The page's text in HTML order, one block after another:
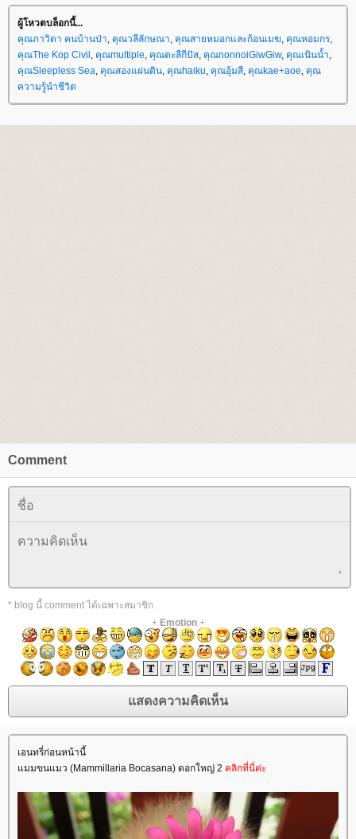
ผู้โหวตบล็อกนี้...
คุณภาวิดา คนบ้านป่า, คุณวลีลักษณา, คุณสายหมอกและก้อนเมฆ, คุณหอมกร,
คุณThe Kop Civil , คุณmultiple, คุณตะลีกีปัส, คุณnonnoiGiwGiw, คุณเนินน้ำ,
คุณSleepless Sea, คุณสองแผ่นดิน, คุณhaiku, คุณอุ้มสี, คุณkae+aoe, คุณ
ความรู้นำชีวิต
Comment
* blog นี้ comment ได้เฉพาะสมาชิก
+ Emotion+
เอนทรี่ก่อนหน้านี้
มมขนแมว (Mammillaria Bocasana) ดอกใหญ่ 2 คลิกที่นี่ค่ะ